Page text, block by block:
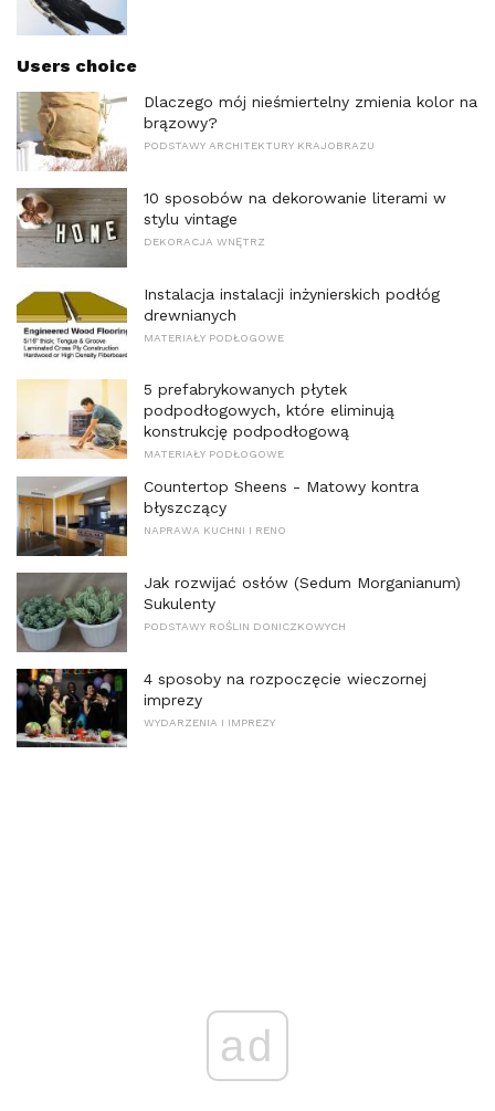
Users choice
Dlaczego mój nieśmiertelny zmienia kolor na
brązowy?
PODSTAWY ARCHITEKTURY KRAJOBRAZU
10 sposobów na dekorowanie literami w
stylu vintage
DEKORACJA WNĘTRZ
Instalacja instalacji inżynierskich podłóg
drewnianych
MATERIAŁY PODŁOGOWE
5 prefabrykowanych płytek
podpodłogowych, które eliminują
konstrukcję podpodłogową
MATERIAŁY PODŁOGOWE
Countertop Sheens - Matowy kontra
błyszczący
NAPRAWA KUCHNI I RENO
Jak rozwijać osłów (Sedum Morganianum)
Sukulenty
PODSTAWY ROŚLIN DONICZKOWYCH
4 sposoby na rozpoczęcie wieczornej
imprezy
WYDARZENIA I IMPREZY
ad